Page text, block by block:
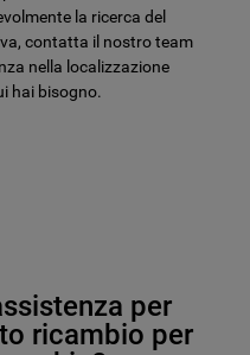
la ricerca del
contatta il nostro team
nella localizzazione
hai bisogno.
per
ricambio per